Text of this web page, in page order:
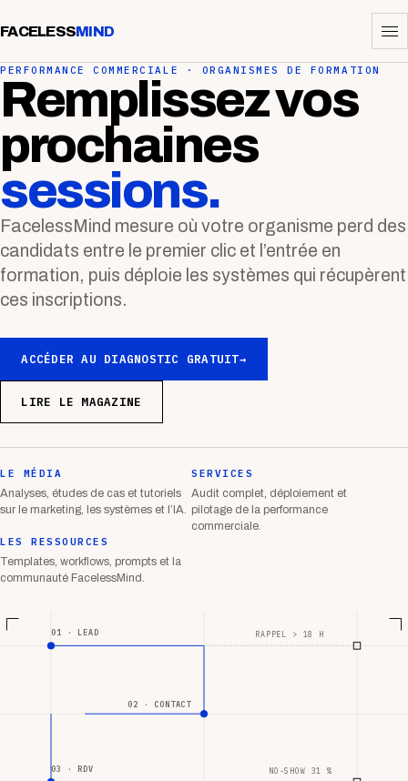
FACELESSMIND
PERFORMANCE COMMERCIALE · ORGANISMES DE FORMATION
Remplissez vos
prochaines
sessions.
FacelessMind mesure où votre organisme perd des
candidats entre le premier clic et l’entrée en
formation, puis déploie les systèmes qui récupèrent
ces inscriptions.
ACCÉDER AU DIAGNOSTIC GRATUIT→
LIRE LE MAGAZINE
LE MÉDIA
Analyses, études de cas et tutoriels
sur le marketing, les systèmes et l’IA.
SERVICES
Audit complet, déploiement et
pilotage de la performance
commerciale.
LES RESSOURCES
Templates, workflows, prompts et la
communauté FacelessMind.
01 · LEAD
02 · CONTACT
03 · RDV
RAPPEL > 18 H
NO-SHOW 31 %